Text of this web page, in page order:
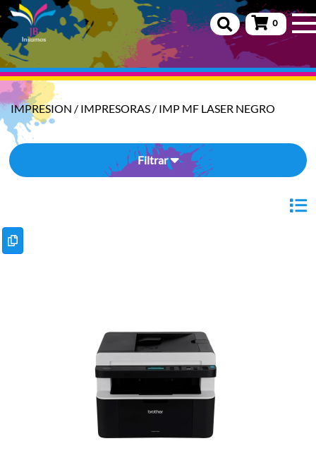
0
IMPRESION / IMPRESORAS / IMP MF LASER NEGRO
Filtrar